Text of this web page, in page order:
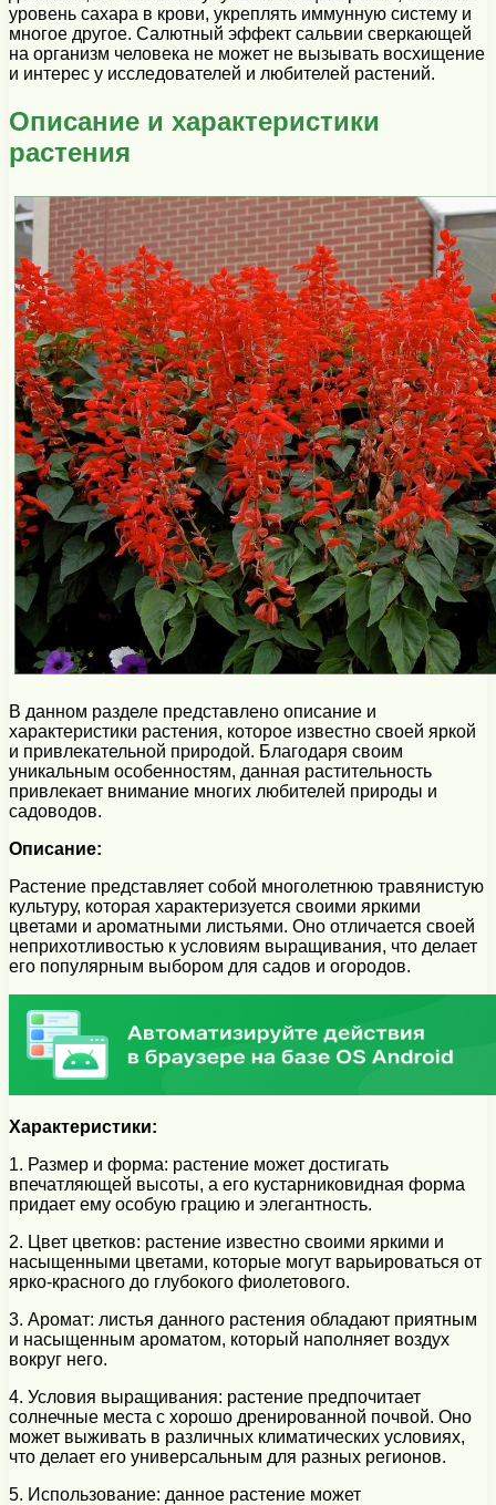
уровень сахара в крови, укреплять иммунную систему и
многое другое. Салютный эффект сальвии сверкающей
на организм человека не может не вызывать восхищение
и интерес у исследователей и любителей растений.
Описание и характеристики
растения
В данном разделе представлено описание и
характеристики растения, которое известно своей яркой
и привлекательной природой. Благодаря своим
уникальным особенностям, данная растительность
привлекает внимание многих любителей природы и
садоводов.
Описание:
Растение представляет собой многолетнюю травянистую
культуру, которая характеризуется своими яркими
цветами и ароматными листьями. Оно отличается своей
неприхотливостью к условиям выращивания, что делает
его популярным выбором для садов и огородов.
Характеристики:
1. Размер и форма: растение может достигать
впечатляющей высоты, а его кустарниковидная форма
придает ему особую грацию и элегантность.
2. Цвет цветков: растение известно своими яркими и
насыщенными цветами, которые могут варьироваться от
ярко-красного до глубокого фиолетового.
3. Аромат: листья данного растения обладают приятным
и насыщенным ароматом, который наполняет воздух
вокруг него.
4. Условия выращивания: растение предпочитает
солнечные места с хорошо дренированной почвой. Оно
может выживать в различных климатических условиях,
что делает его универсальным для разных регионов.
5. Использование: данное растение может